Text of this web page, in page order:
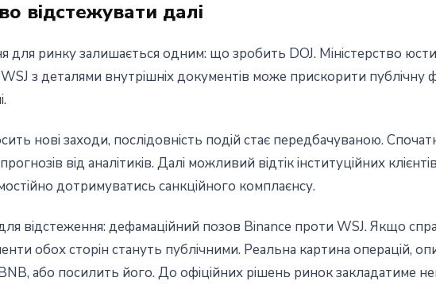
відстежувати далі
для ринку залишається одним: що зробить DOJ. Міністерство
з деталями внутрішніх документів може прискорити публічну
нові заходи, послідовність подій стає передбачуваною.
від аналітиків. Далі можливий відтік інституційних
дотримуватись санкційного комплаєнсу.
відстеження: дефамаційний позов Binance проти WSJ. Якщо
обох сторін стануть публічними. Реальна картина операцій,
або посилить його. До офіційних рішень ринок закладатиме